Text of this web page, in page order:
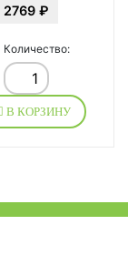
2769 ₽
Количество:
В КОРЗИНУ